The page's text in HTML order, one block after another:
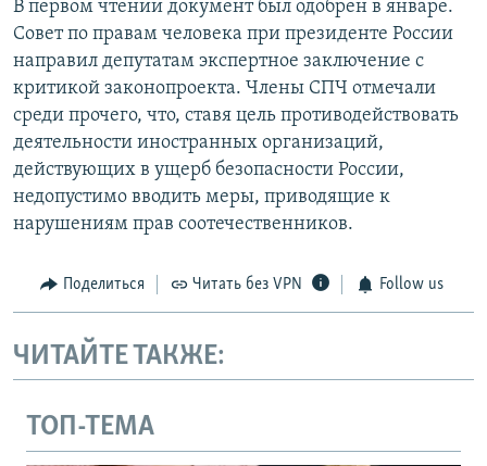
В первом чтении документ был одобрен в январе.
Совет по правам человека при президенте России
направил депутатам экспертное заключение с
критикой законопроекта. Члены СПЧ отмечали
среди прочего, что, ставя цель противодействовать
деятельности иностранных организаций,
действующих в ущерб безопасности России,
недопустимо вводить меры, приводящие к
нарушениям прав соотечественников.
Поделиться Читать без VPN Follow us
ЧИТАЙТЕ ТАКЖЕ:
ТОП-ТЕМА